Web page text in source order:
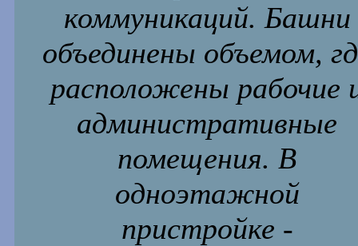
коммуникаций. Башни
объединены объемом,
расположены рабочие
административные
помещения. В
одноэтажной
пристройке -